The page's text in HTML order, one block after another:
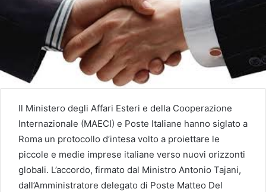
Il Ministero degli Affari Esteri e della Cooperazione
Internazionale (MAECI) e Poste Italiane hanno siglato a
Roma un protocollo d’intesa volto a proiettare le
piccole e medie imprese italiane verso nuovi orizzonti
globali. L’accordo, firmato dal Ministro Antonio Tajani,
dall’Amministratore delegato di Poste Matteo Del